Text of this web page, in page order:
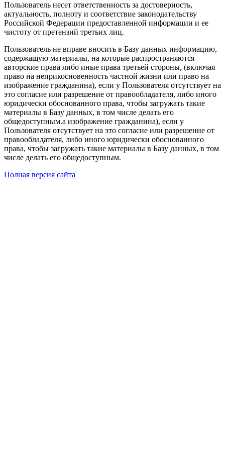
Пользователь несет ответственность за достоверность,
актуальность, полноту и соответствие законодательству
Российской Федерации предоставленной информации и ее
чистоту от претензий третьих лиц.
Пользователь не вправе вносить в Базу данных информацию,
содержащую материалы, на которые распространяются
авторские права либо иные права третьей стороны, (включая
право на неприкосновенность частной жизни или право на
изображение гражданина), если у Пользователя отсутствует на
это согласие или разрешение от правообладателя, либо иного
юридически обоснованного права, чтобы загружать такие
материалы в Базу данных, в том числе делать его
общедоступным.а изображение гражданина), если у
Пользователя отсутствует на это согласие или разрешение от
правообладателя, либо иного юридически обоснованного
права, чтобы загружать такие материалы в Базу данных, в том
числе делать его общедоступным.
Полная версия сайта